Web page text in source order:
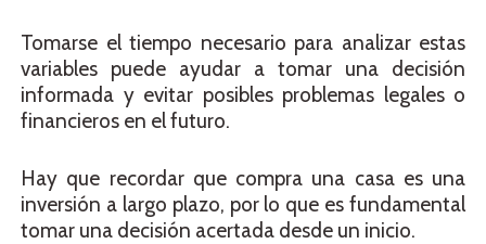
Tomarse el tiempo necesario para analizar estas
variables puede ayudar a tomar una decisión
informada y evitar posibles problemas legales o
financieros en el futuro.
Hay que recordar que compra una casa es una
inversión a largo plazo, por lo que es fundamental
tomar una decisión acertada desde un inicio.